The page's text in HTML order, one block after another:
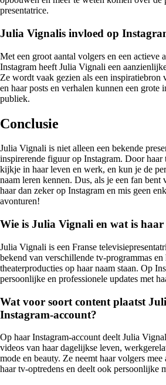
presentatrice.
Julia Vignalis invloed op
Met een groot aantal volgers en een actieve
Instagram heeft Julia Vignali een
Ze wordt vaak gezien als een inspiratiebron
en haar posts en verhalen kunnen een grote
publiek.
Conclusie
Julia Vignali is niet alleen een bekende
inspirerende figuur op Instagram. Door
kijkje in haar leven en werk, en kun je de
naam leren kennen. Dus, als je een fan
haar dan zeker op Instagram en mis geen
avonturen!
Wie is Julia Vignali en wat is
Julia Vignali is een Franse
bekend van verschillende tv-programmas
theaterproducties op haar naam staan. Op
persoonlijke en professionele updates met
Wat voor soort content plaatst
Instagram-account?
Op haar Instagram-account deelt Julia
videos van haar dagelijkse leven,
mode en beauty. Ze neemt haar volgers mee
haar tv-optredens en deelt ook persoonlijke